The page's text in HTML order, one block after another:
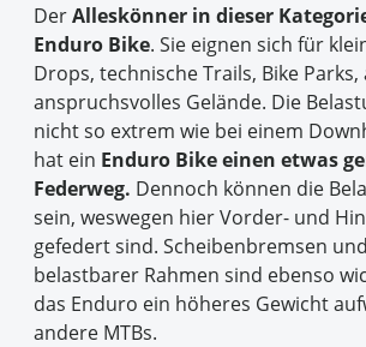
DerAlleskönner in dieser
Enduro Bike. Sie eignen sich für
Drops, technische Trails, Bike
anspruchsvolles Gelände. Die
nicht so extrem wie bei einem
hat ein Enduro Bike einen etwas
Federweg. Dennoch können die
sein, weswegen hier Vorder- und
gefedert sind. Scheibenbremsen
belastbarer Rahmen sind ebenso
das Enduro ein höheres Gewicht
andere MTBs.